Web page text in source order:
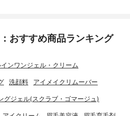
おすすめ商品ランキング
ンワンジェル・クリーム
洗顔料 アイメイクリムーバー
グジェル(スクラブ・ゴマージュ)